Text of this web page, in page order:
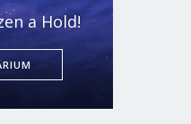
a Hold!